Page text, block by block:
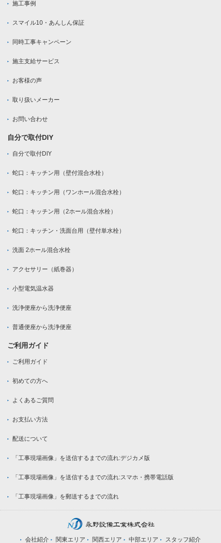
施工事例
スマイル10・あんしん保証
同時工事キャンペーン
施主支給サービス
お客様の声
取り扱いメーカー
お問い合わせ
自分で取付DIY
自分で取付DIY
蛇口：キッチン用（壁付混合水栓）
蛇口：キッチン用（ワンホール混合水栓）
蛇口：キッチン用（2ホール混合水栓）
蛇口：キッチン・洗面台用（壁付単水栓）
洗面 2ホール混合水栓
アクセサリー（紙巻器）
小型電気温水器
洗浄便座から洗浄便座
普通便座から洗浄便座
ご利用ガイド
ご利用ガイド
初めての方へ
よくあるご質問
お支払い方法
配送について
「工事現場画像」を送信するまでの流れ:デジカメ版
「工事現場画像」を送信するまでの流れ:スマホ・携帯電話版
「工事現場画像」を郵送するまでの流れ
会社紹介 関東エリア 関西エリア 中部エリア スタッフ紹介